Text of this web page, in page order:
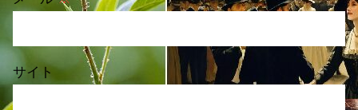
サイト